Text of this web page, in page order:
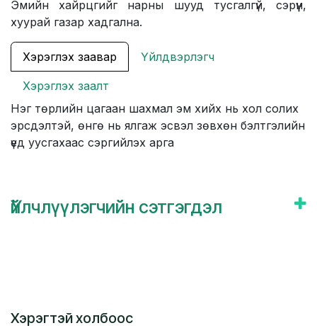
Эмийн хайрцгийг нарны шууд тусгалгүй, сэрүүн,
хуурай газар хадгална.
Хэрэглэх заавар Үйлдвэрлэгч
Хэрэглэх заалт
Нэг төрлийн цагаан шахмал эм хийх нь хол солих
эрсдэлтэй, өнгө нь ялгаж эсвэл зөвхөн бэлтгэлийн
үед уусгахаас сэргийлэх арга
Үйлчлүүлэгчийн сэтгэгдэл
Хэрэгтэй холбоос